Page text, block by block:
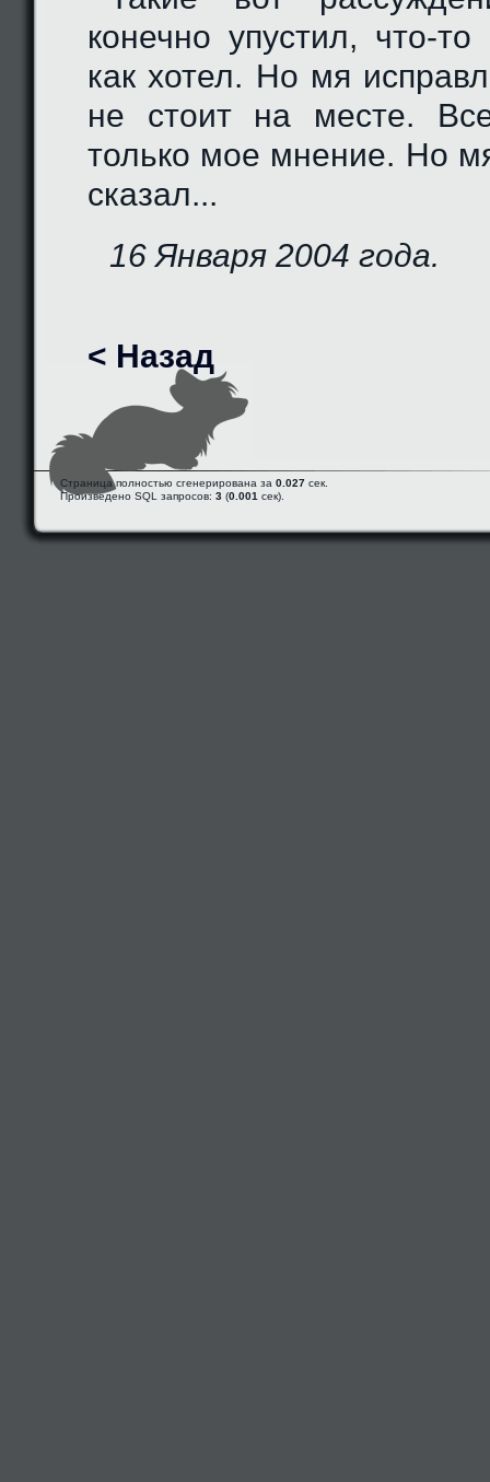
конечно упустил, что-
как хотел. Но мя
не стоит на месте.
только мое мнение. Но
сказал...
16 Января 2004 года.
< Назад
Страница полностью сгенерирована за 0.027 сек.
Произведено SQL запросов: 3 (0.001 сек).